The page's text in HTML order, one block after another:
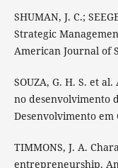
SHUMAN, J. C.;
Strategic
American Journal of
SOUZA, G. H. S. et
no desenvolvimento
Desenvolvimento em
TIMMONS, J. A.
entrepreneurship.